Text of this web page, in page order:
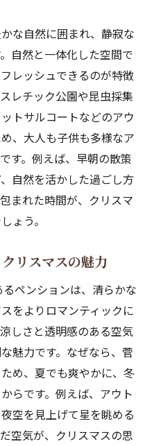
わえるサウナ付きペン
ンションが心地よい理
ョンが夏も冬も快適な
しむクリスマスペンシ
う澄んだ空気と静寂
ごすクリスマスの特
しい高地ペンションの
て選ばれる高地ペンシ
ペンションの冬時間
過ごす心温まるクリス
な自然に囲まれ、静寂な
自然と一体化した空間で
レッシュできるのが特徴
レチック公園や昆虫採集
トサルコートなどのアウ
、大人も子供も多様なア
す。例えば、早朝の散策
自然を活かした過ごし方
まれた時間が、クリスマ
ょう。
リスマスの魅力
ペンションは、清らかな
をよりロマンティックに
しさと透明感のある空気
魅力です。なぜなら、菅
め、夏でも爽やかに、冬
らです。例えば、アウト
空を見上げて星を眺める
空気が、クリスマスの思